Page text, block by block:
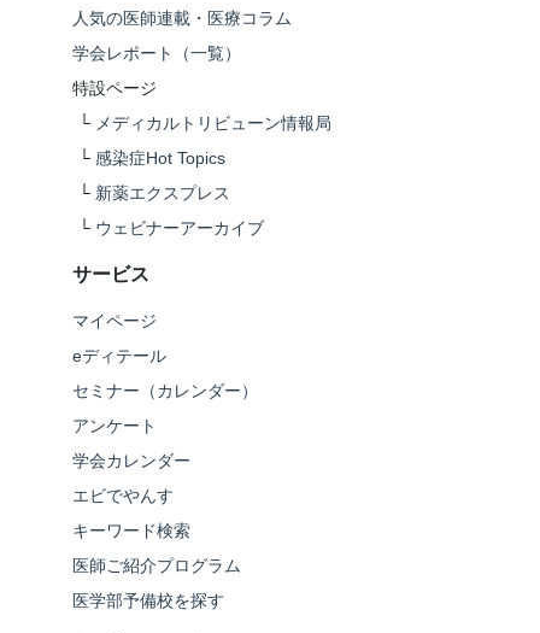
人気の医師連載・医療コラム
学会レポート（一覧）
特設ページ
└ メディカルトリビューン情報局
└ 感染症Hot Topics
└ 新薬エクスプレス
└ ウェビナーアーカイブ
サービス
マイページ
eディテール
セミナー（カレンダー）
アンケート
学会カレンダー
エビでやんす
キーワード検索
医師ご紹介プログラム
医学部予備校を探す